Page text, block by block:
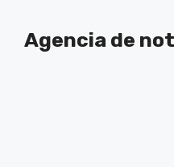
contenido
Agencia de